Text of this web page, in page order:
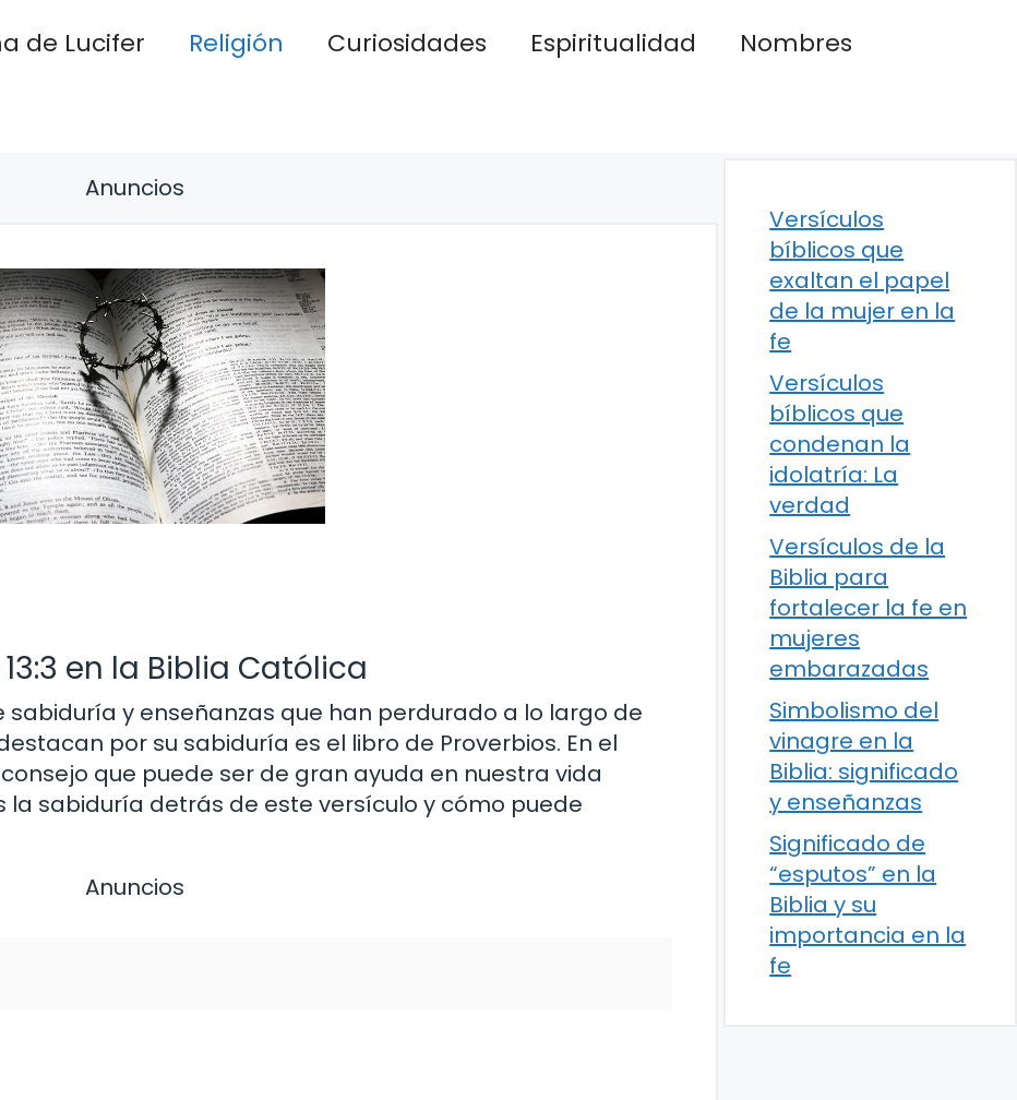
de Lucifer Religión Curiosidades Espiritualidad
Nombres
Anuncios
en la Biblia Católica
sabiduría y enseñanzas que han perdurado a lo largo de
por su sabiduría es el libro de Proverbios. En el
que puede ser de gran ayuda en nuestra vida
la sabiduría detrás de este versículo y cómo puede
Anuncios
Versículos
bíblicos que
exaltan el papel
de la mujer en la
fe
Versículos
bíblicos que
condenan la
idolatría: La
verdad
Versículos de la
Biblia para
fortalecer la fe en
mujeres
embarazadas
Simbolismo del
vinagre en la
Biblia: significado
y enseñanzas
Significado de
“esputos” en la
Biblia y su
importancia en la
fe